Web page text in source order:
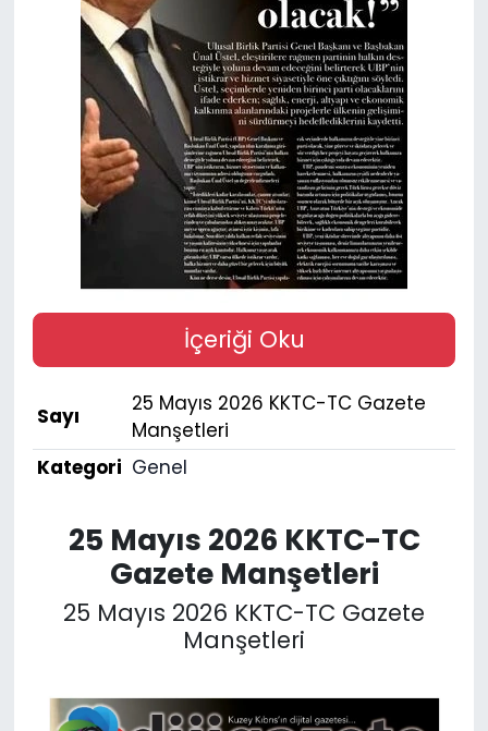
İçeriği Oku
Sayı
25 Mayıs 2026 KKTC-TC Gazete
Manşetleri
Kategori Genel
25 Mayıs 2026 KKTC-TC
Gazete Manşetleri
25 Mayıs 2026 KKTC-TC Gazete
Manşetleri
Gündem
KKTC
KKTC YEREL SEÇİM 2018
Kültür Sanat
Moda
Nöbetçi Eczaneler
Otomobil Dünyası
Politika
SAĞLIK
TÜRKiYE